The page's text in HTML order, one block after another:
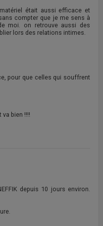
était aussi efficace et
compter que je me sens à
moi. on retrouve aussi des
lors des relations intimes.
pour que celles qui souffrent
bien !!!!
depuis 10 jours environ.